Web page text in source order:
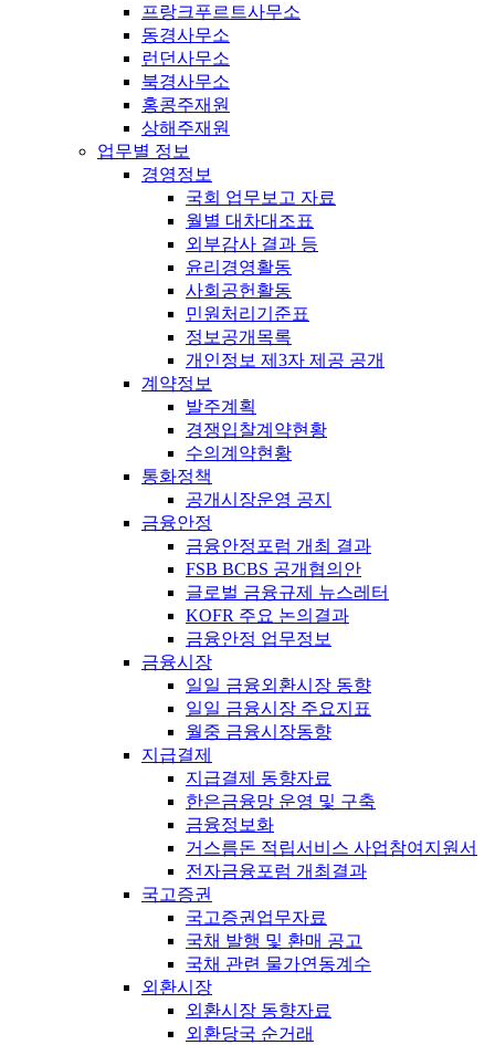
프랑크푸르트사무소
동경사무소
런던사무소
북경사무소
홍콩주재원
상해주재원
업무별 정보
경영정보
국회 업무보고 자료
월별 대차대조표
외부감사 결과 등
윤리경영활동
사회공헌활동
민원처리기준표
정보공개목록
개인정보 제3자 제공 공개
계약정보
발주계획
경쟁입찰계약현황
수의계약현황
통화정책
공개시장운영 공지
금융안정
금융안정포럼 개최 결과
FSB BCBS 공개협의안
글로벌 금융규제 뉴스레터
KOFR 주요 논의결과
금융안정 업무정보
금융시장
일일 금융외환시장 동향
일일 금융시장 주요지표
월중 금융시장동향
지급결제
지급결제 동향자료
한은금융망 운영 및 구축
금융정보화
거스름돈 적립서비스 사업참여지원서
전자금융포럼 개최결과
국고증권
국고증권업무자료
국채 발행 및 환매 공고
국채 관련 물가연동계수
외환시장
외환시장 동향자료
외환당국 순거래